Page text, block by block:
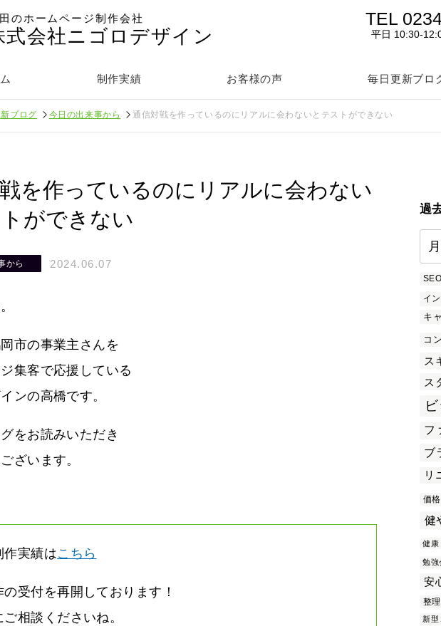
のホームページ制作会社
式会社ニゴロデザイン
TEL
平日 10:30-
制作実績 お客様の声 毎日更新ブロ
ブログ 今日の出来事から 通信対戦を作っているのにリアルに会わないとテストができない
を作っているのにリアルに会わない
ができない
から 2024.06.07
市の事業主さんを
集客で応援している
ンの高橋です。
をお読みいただき
ざいます。
作実績はこちら
の受付を再開しております！
相談くださいね。
過
SEO
イ
キ
コ
ス
ス
フ
ブ
リ
価格
健
健康
勉強
安
整
新型